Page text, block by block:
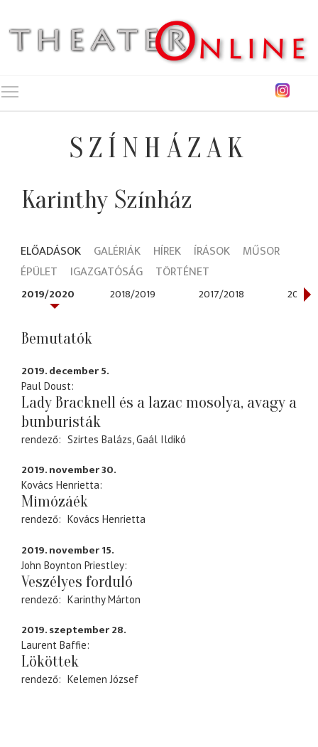
SZÍNHÁZAK
Karinthy Színház
ELŐADÁSOK GALÉRIÁK HÍREK ÍRÁSOK
MŰSOR
ÉPÜLET
IGAZGATÓSÁG TÖRTÉNET
2019/2020 2018/2019 2017/2018 2016/
Bemutatók
2019. december 5.
Paul Doust
Lady Bracknell és a lazac mosolya, avagy a
bunburisták
rendező Szirtes Balázs Gaál Ildikó
2019. november 30.
Kovács Henrietta
Mimózáék
rendező Kovács Henrietta
2019. november 15.
John Boynton Priestley
Veszélyes forduló
rendező Karinthy Márton
2019. szeptember 28.
Laurent Baffie
Lököttek
rendező Kelemen József